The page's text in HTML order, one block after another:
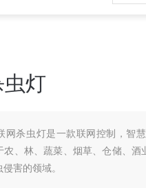
灯
网杀虫灯是一款联网控制，智
农、林、蔬菜、烟草、仓储、酒
害的领域。